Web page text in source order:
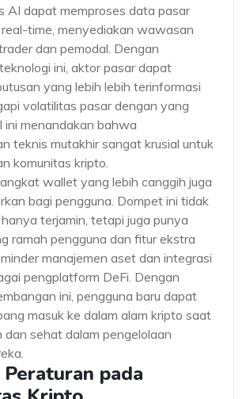
AI dapat memproses data pasar
time, menyediakan wawasan
dan pemodal. Dengan
ini, aktor pasar dapat
yang lebih lebih terinformasi
volatilitas pasar dengan yang
ini menandakan bahwa
teknis mutakhir sangat krusial untuk
komunitas kripto.
wallet yang lebih canggih juga
bagi pengguna. Dompet ini tidak
terjamin, tetapi juga punya
ramah pengguna dan fitur ekstra
manajemen aset dan integrasi
pengplatform DeFi. Dengan
ini, pengguna baru dapat
masuk ke dalam alam kripto saat
dan sehat dalam pengelolaan
pada